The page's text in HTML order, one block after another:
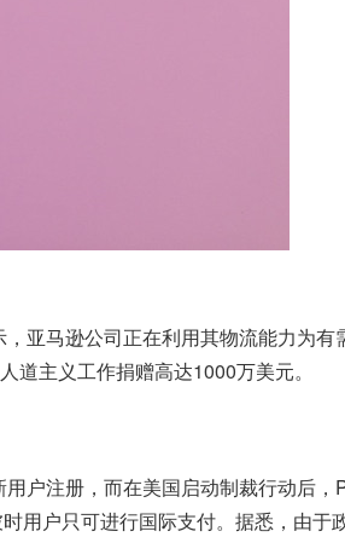
亚马逊公司正在利用其物流能力为
主义工作捐赠高达1000万美元。
户注册，而在美国启动制裁行动后
户只可进行国际支付。据悉，由